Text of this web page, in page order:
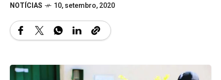
NOTÍCIAS 10, setembro, 2020